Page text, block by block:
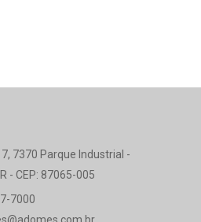
7370 Parque Industrial -
- CEP: 87065-005
7000